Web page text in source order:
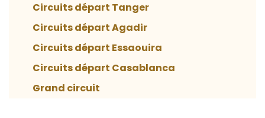
Circuits départ Tanger
Circuits départ Agadir
Circuits départ Essaouira
Circuits départ Casablanca
Grand circuit